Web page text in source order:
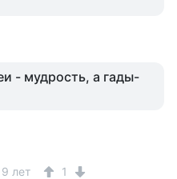
- мудрость, а гады-
9 лет 1